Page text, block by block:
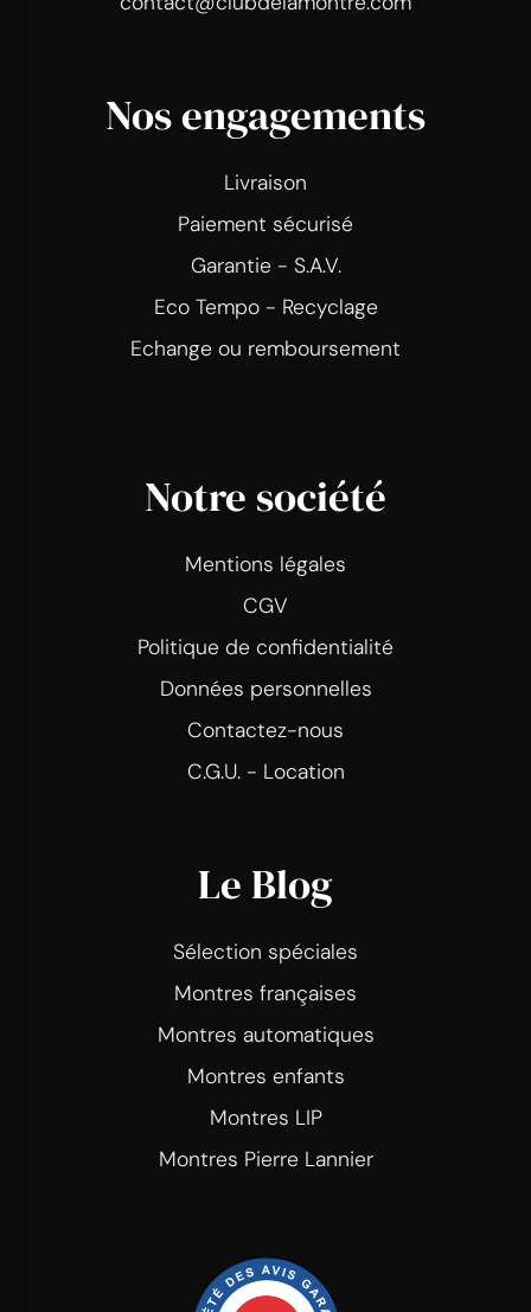
Nos engagements
Livraison
Paiement sécurisé
Garantie - S.A.V.
Eco Tempo - Recyclage
Echange ou remboursement
Notre société
Mentions légales
CGV
Politique de confidentialité
Données personnelles
Contactez-nous
C.G.U. - Location
Le Blog
Sélection spéciales
Montres françaises
Montres automatiques
Montres enfants
Montres LIP
Montres Pierre Lannier